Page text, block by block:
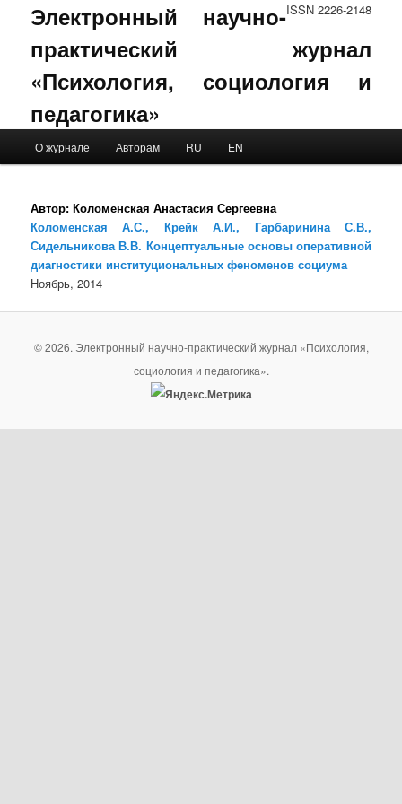
ISSN 2226-2148
Электронный научно-
практический журнал
«Психология, социология и
педагогика»
Skip to primary content
Skip to secondary content
О журнале Авторам RU EN
Автор: Коломенская Анастасия Сергеевна
Коломенская А.С., Крейк А.И., Гарбаринина С.В.,
Сидельникова В.В. Концептуальные основы оперативной
диагностики институциональных феноменов социума
Ноябрь, 2014
© 2026. Электронный научно-практический журнал «Психология,
социология и педагогика».